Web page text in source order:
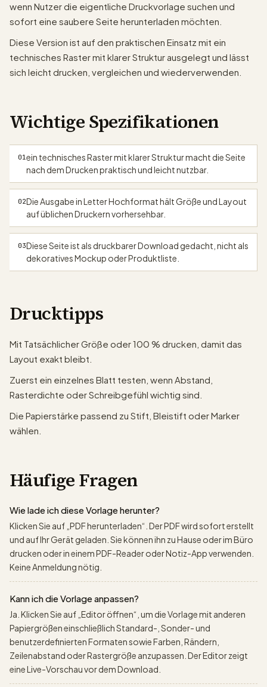
wenn Nutzer die eigentliche Druckvorlage suchen und
sofort eine saubere Seite herunterladen möchten.
Diese Version ist auf den praktischen Einsatz mit ein
technisches Raster mit klarer Struktur ausgelegt und lässt
sich leicht drucken, vergleichen und wiederverwenden.
Wichtige Spezifikationen
01ein technisches Raster mit klarer Struktur macht die Seite
nach dem Drucken praktisch und leicht nutzbar.
02Die Ausgabe in Letter Hochformat hält Größe und Layout
auf üblichen Druckern vorhersehbar.
03Diese Seite ist als druckbarer Download gedacht, nicht als
dekoratives Mockup oder Produktliste.
Drucktipps
Mit Tatsächlicher Größe oder 100 % drucken, damit das
Layout exakt bleibt.
Zuerst ein einzelnes Blatt testen, wenn Abstand,
Rasterdichte oder Schreibgefühl wichtig sind.
Die Papierstärke passend zu Stift, Bleistift oder Marker
wählen.
Häufige Fragen
Wie lade ich diese Vorlage herunter?
Klicken Sie auf „PDF herunterladen“. Der PDF wird sofort erstellt
und auf Ihr Gerät geladen. Sie können ihn zu Hause oder im Büro
drucken oder in einem PDF-Reader oder Notiz-App verwenden.
Keine Anmeldung nötig.
Kann ich die Vorlage anpassen?
Ja. Klicken Sie auf „Editor öffnen“, um die Vorlage mit anderen
Papiergrößen einschließlich Standard-, Sonder- und
benutzerdefinierten Formaten sowie Farben, Rändern,
Zeilenabstand oder Rastergröße anzupassen. Der Editor zeigt
eine Live-Vorschau vor dem Download.